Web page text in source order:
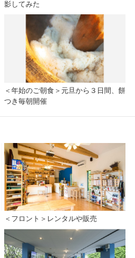
影してみた
＜年始のご朝食＞元旦から３日間、餅
つき毎朝開催
＜フロント＞レンタルや販売